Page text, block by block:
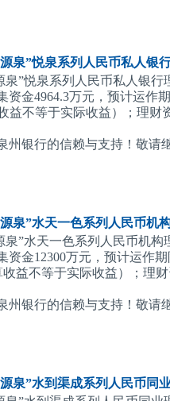
泉”悦泉系列人民币私人银
泉”悦泉系列人民币私人银行
资金4964.3万元，预计运作
益不等于实际收益）；理
州银行的信赖与支持！敬请
泉”水天一色系列人民币机
泉”水天一色系列人民币机构
资金12300万元，预计运作
收益不等于实际收益）；理
州银行的信赖与支持！敬请
泉”水到渠成系列人民币同